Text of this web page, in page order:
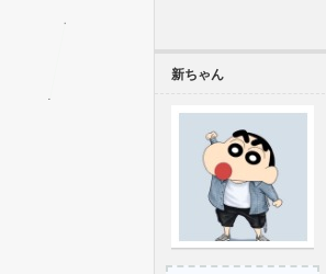
新ちゃん